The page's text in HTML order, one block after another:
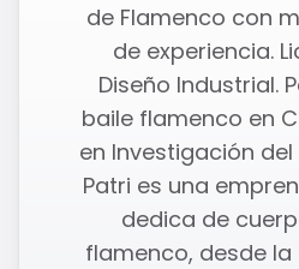
de Flamenco con
de experiencia.
Diseño Industrial.
baile flamenco en
en Investigación del
Patri es una
dedica de
flamenco, desde